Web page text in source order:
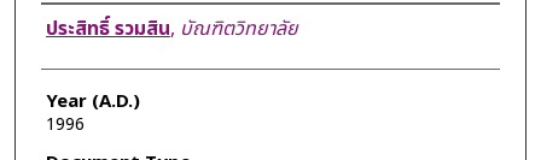
Author
ประสิทธิ์ รวมสิน, บัณฑิตวิทยาลัย
Year (A.D.)
1996